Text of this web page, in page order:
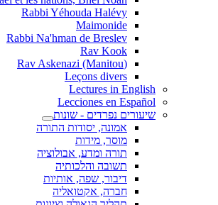
Rabbi Yéhouda Halévy
Maimonide
Rabbi Na'hman de Breslev
Rav Kook
(Rav Askenazi (Manitou
Leçons divers
Lectures in English
Lecciones en Español
שיעורים נפרדים - שונות
אמונה, יסודות התורה
מוסר, מידות
תורה ומדע, אבולוציה
תשובה והלכותיה
דיבור, שפה, אותיות
חברה, אקטואליה